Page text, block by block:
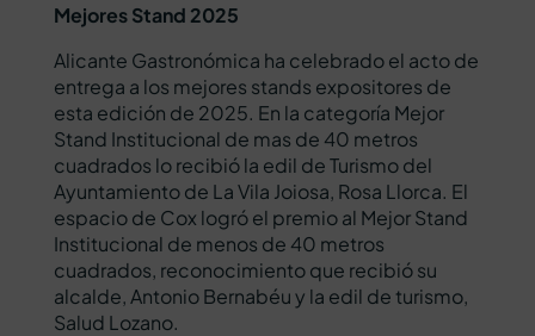
Mejores Stand 2025
Alicante Gastronómica ha celebrado el acto de
entrega a los mejores stands expositores de
esta edición de 2025. En la categoría Mejor
Stand Institucional de mas de 40 metros
cuadrados lo recibió la edil de Turismo del
Ayuntamiento de La Vila Joiosa, Rosa Llorca. El
espacio de Cox logró el premio al Mejor Stand
Institucional de menos de 40 metros
cuadrados, reconocimiento que recibió su
alcalde, Antonio Bernabéu y la edil de turismo,
Salud Lozano.